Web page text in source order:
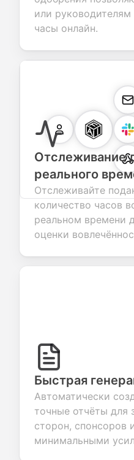
или руководителям
часы онлайн.
Отслеживание
реального
Отслеживайте
количество часов
реальном времени
оценки
Быстрая
Автоматически
точные отчёты для
сторон, спонсоров
минимальными